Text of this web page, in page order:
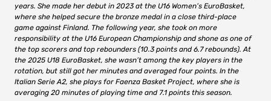
years. She made her debut in 2023 at the U16 Women’s EuroBasket,
where she helped secure the bronze medal in a close third-place
game against Finland. The following year, she took on more
responsibility at the U16 European Championship and shone as one of
the top scorers and top rebounders (10.3 points and 6.7 rebounds). At
the 2025 U18 EuroBasket, she wasn’t among the key players in the
rotation, but still got her minutes and averaged four points. In the
Italian Serie A2, she plays for Faenza Basket Project, where she is
averaging 20 minutes of playing time and 7.1 points this season.